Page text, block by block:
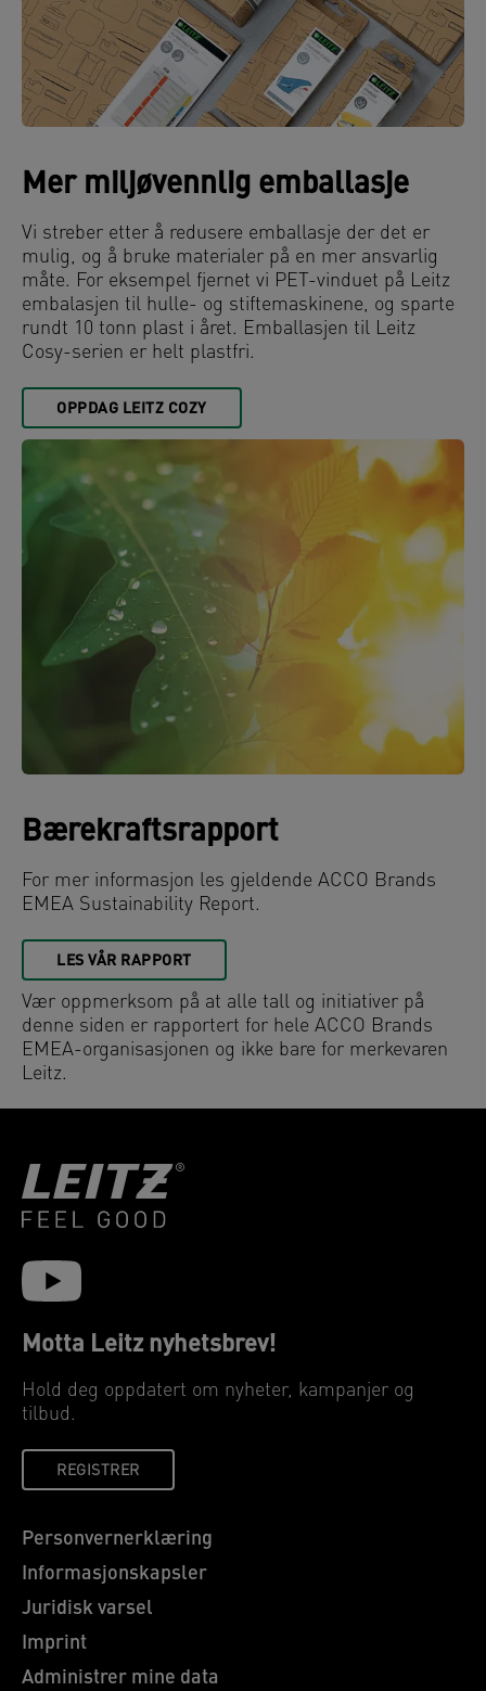
Mer miljøvennlig emballasje
Vi streber etter å redusere emballasje der det er
mulig, og å bruke materialer på en mer ansvarlig
måte. For eksempel fjernet vi PET-vinduet på Leitz
embalasjen til hulle- og stiftemaskinene, og sparte
rundt 10 tonn plast i året. Emballasjen til Leitz
Cosy-serien er helt plastfri.
OPPDAG LEITZ COZY
Bærekraftsrapport
For mer informasjon les gjeldende ACCO Brands
EMEA Sustainability Report.
LES VÅR RAPPORT
Vær oppmerksom på at alle tall og initiativer på
denne siden er rapportert for hele ACCO Brands
EMEA-organisasjonen og ikke bare for merkevaren
Leitz.
Motta Leitz nyhetsbrev!
Hold deg oppdatert om nyheter, kampanjer og
tilbud.
REGISTRER
Personvernerklæring
Informasjonskapsler
Juridisk varsel
Imprint
Administrer mine data